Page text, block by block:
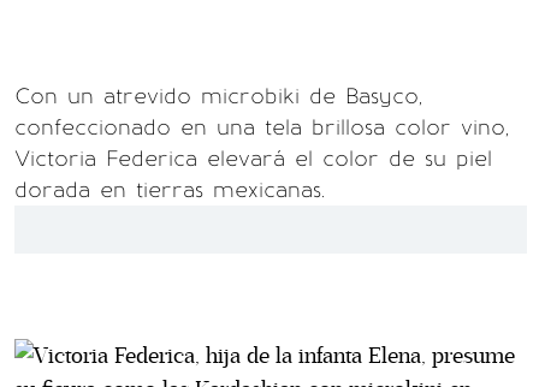
Con un atrevido microbiki de Basyco,
confeccionado en una tela brillosa color vino,
Victoria Federica elevará el color de su piel
dorada en tierras mexicanas.